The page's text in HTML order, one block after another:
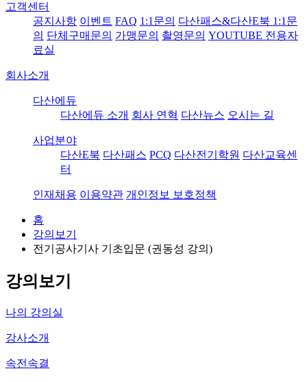
고객센터
공지사항 이벤트 FAQ 1:1문의 다산패스&다산E북 1:1문
의 단체구매문의 가맹문의 촬영문의 YOUTUBE 전용자
료실
회사소개
다산에듀
다산에듀 소개 회사 연혁 다산뉴스 오시는 길
사업분야
다산E북 다산패스 PCQ 다산전기학원 다산교육센
터
인재채용 이용약관 개인정보 보호정책
홈
강의보기
전기공사기사 기초입문 (권동성 강의)
강의보기
나의 강의실
강사소개
속전속결